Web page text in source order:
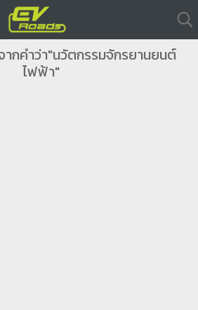
ากคำว่า"นวัตกรรมจักรยานยนต์
ไฟฟ้า"